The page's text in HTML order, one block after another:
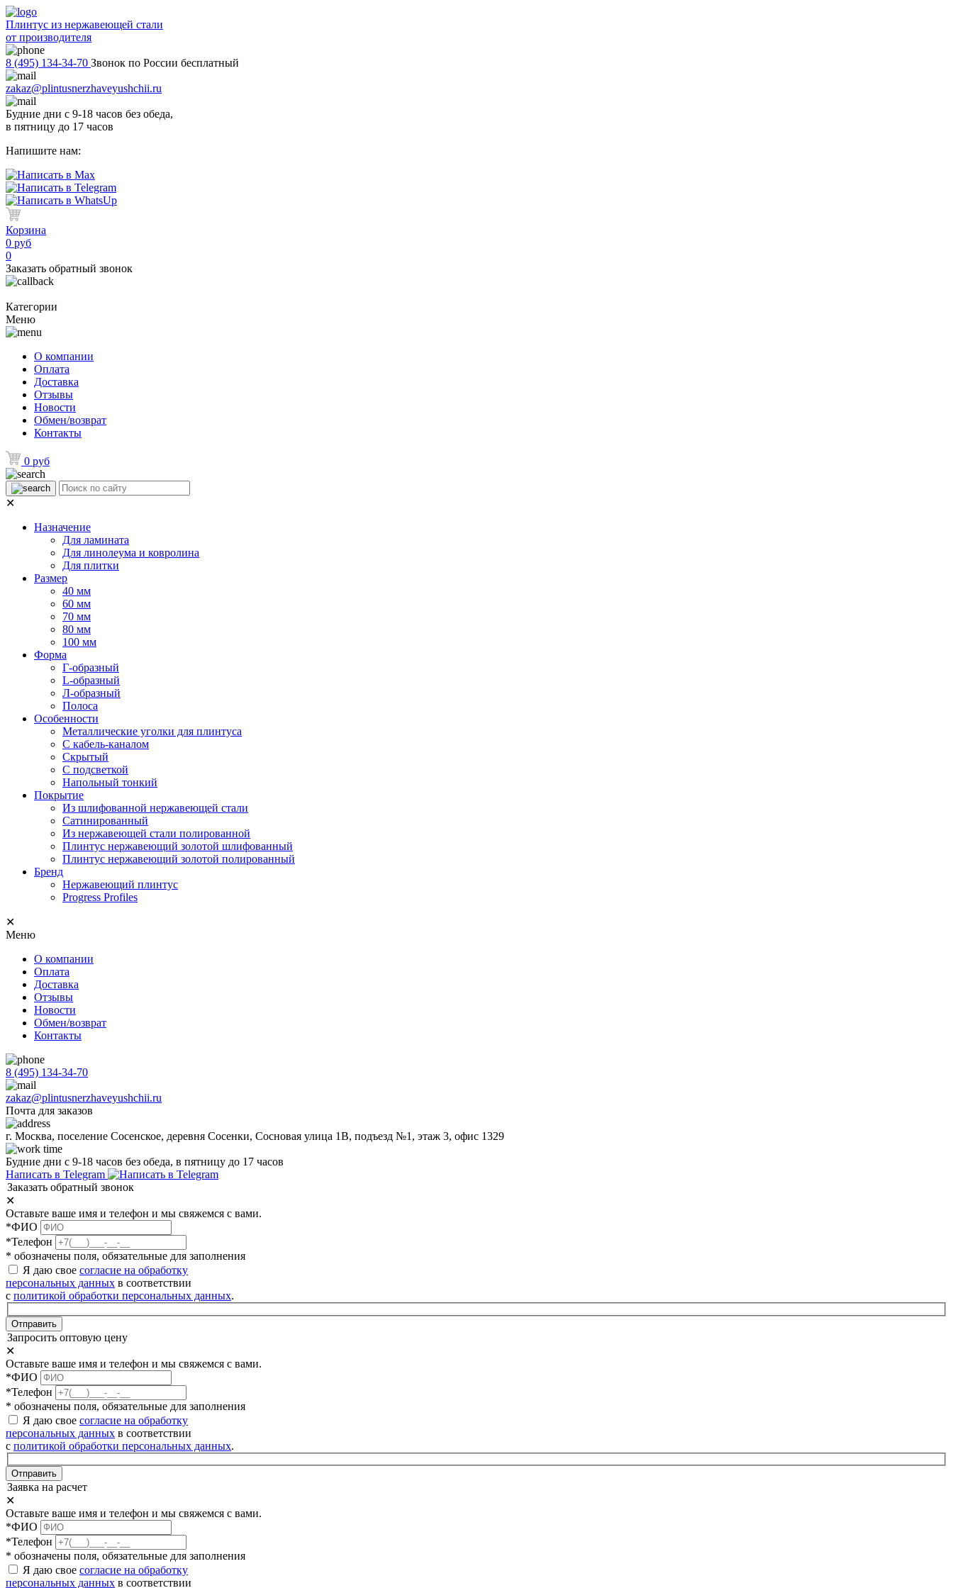
Плинтус из нержавеющей стали
от производителя
8 (495) 134-34-70 Звонок по России бесплатный
zakaz@plintusnerzhaveyushchii.ru
Будние дни с 9-18 часов без обеда,
в пятницу до 17 часов
Напишите нам:
Корзина
0 руб
0
Заказать обратный звонок
Категории
Меню
О компании
Оплата
Доставка
Отзывы
Новости
Обмен/возврат
Контакты
0 руб
✕
Назначение
Для ламината
Для линолеума и ковролина
Для плитки
Размер
40 мм
60 мм
70 мм
80 мм
100 мм
Форма
Г-образный
L-образный
Л-образный
Полоса
Особенности
Металлические уголки для плинтуса
С кабель-каналом
Скрытый
С подсветкой
Напольный тонкий
Покрытие
Из шлифованной нержавеющей стали
Сатинированный
Из нержавеющей стали полированной
Плинтус нержавеющий золотой шлифованный
Плинтус нержавеющий золотой полированный
Бренд
Нержавеющий плинтус
Progress Profiles
✕
Меню
О компании
Оплата
Доставка
Отзывы
Новости
Обмен/возврат
Контакты
8 (495) 134-34-70
zakaz@plintusnerzhaveyushchii.ru
Почта для заказов
г. Москва, поселение Сосенское, деревня Сосенки, Сосновая улица 1В, подъезд №1, этаж 3, офис 1329
Будние дни с 9-18 часов без обеда, в пятницу до 17 часов
Написать в Telegram
Заказать обратный звонок
✕
Оставьте ваше имя и телефон и мы свяжемся с вами.
*ФИО
*Телефон
* обозначены поля, обязательные для заполнения
Я даю свое согласие на обработку
персональных данных в соответствии
с политикой обработки персональных данных.
Отправить
Запросить оптовую цену
✕
Оставьте ваше имя и телефон и мы свяжемся с вами.
*ФИО
*Телефон
* обозначены поля, обязательные для заполнения
Я даю свое согласие на обработку
персональных данных в соответствии
с политикой обработки персональных данных.
Отправить
Заявка на расчет
✕
Оставьте ваше имя и телефон и мы свяжемся с вами.
*ФИО
*Телефон
* обозначены поля, обязательные для заполнения
Я даю свое согласие на обработку
персональных данных в соответствии